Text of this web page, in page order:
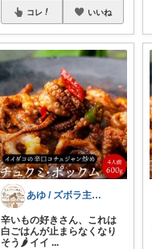
コレ いいね
あゆ / ズボラ主婦のキッチンと雑貨
辛いもの好きさん、これは
白ごはんが止まらなくなり
そう🌶️ イイ ...